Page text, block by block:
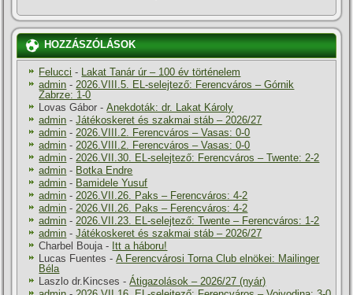
HOZZÁSZÓLÁSOK
Felucci - Lakat Tanár úr – 100 év történelem
admin -2026.VIII.5. EL-selejtező: Ferencváros – Górnik
Zabrze: 1-0
Lovas Gábor -Anekdoták: dr. Lakat Károly
admin -Játékoskeret és szakmai stáb – 2026/27
admin -2026.VIII.2. Ferencváros – Vasas: 0-0
admin -2026.VIII.2. Ferencváros – Vasas: 0-0
admin -2026.VII.30. EL-selejtező: Ferencváros – Twente: 2-2
admin - Botka Endre
admin - Bamidele Yusuf
admin -2026.VII.26. Paks – Ferencváros: 4-2
admin -2026.VII.26. Paks – Ferencváros: 4-2
admin -2026.VII.23. EL-selejtező: Twente – Ferencváros: 1-2
admin -Játékoskeret és szakmai stáb – 2026/27
Charbel Bouja- Itt a háboru!
Lucas Fuentes -A Ferencvárosi Torna Club elnökei: Mailinger
Béla
Laszlo dr.Kincses -Átigazolások – 2026/27 (nyár)